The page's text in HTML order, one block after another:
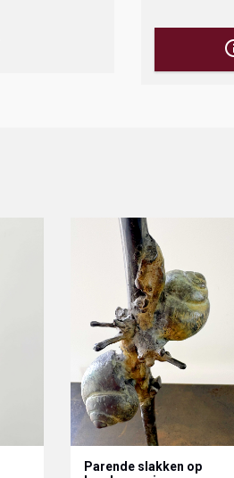
Parende slakken op